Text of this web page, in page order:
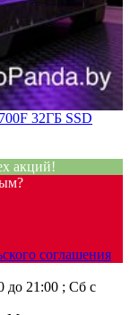
32ГБ SSD
акций!
соглашения
до 21:00 ; Сб c